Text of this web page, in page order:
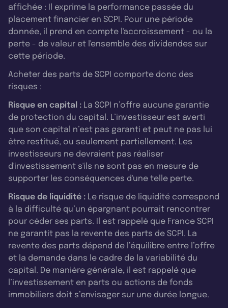
affichée : Il exprime la performance passée du
placement financier en SCPI. Pour une période
donnée, il prend en compte l'accroissement - ou la
perte - de valeur et l'ensemble des dividendes sur
cette période.
Acheter des parts de SCPI comporte donc des
risques :
Risque en capital : La SCPI n’offre aucune garantie
de protection du capital. L’investisseur est averti
que son capital n’est pas garanti et peut ne pas lui
être restitué, ou seulement partiellement. Les
investisseurs ne devraient pas réaliser
d'investissement s'ils ne sont pas en mesure de
supporter les conséquences d'une telle perte.
Risque de liquidité : Le risque de liquidité correspond
à la difficulté qu’un épargnant pourrait rencontrer
pour céder ses parts. Il est rappelé que France SCPI
ne garantit pas la revente des parts de SCPI. La
revente des parts dépend de l’équilibre entre l’offre
et la demande dans le cadre de la variabilité du
capital. De manière générale, il est rappelé que
l’investissement en parts ou actions de fonds
immobiliers doit s’envisager sur une durée longue.